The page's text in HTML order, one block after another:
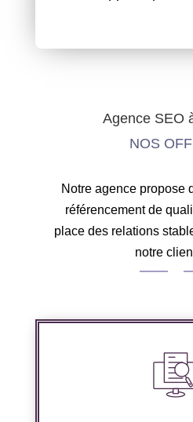
Agence SEO
NOS
Notre agence propose
référencement de
place des relations
notre
Audit complet de votre
mots clés